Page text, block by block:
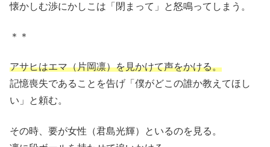
懐かしむ渉にかしこは「閉まって」と怒鳴ってしまう。
＊＊
アサヒはエマ（片岡凛）を見かけて声をかける。
記憶喪失であることを告げ「僕がどこの誰か教えてほし
い」と頼む。
その時、要が女性（君島光輝）といるのを見る。